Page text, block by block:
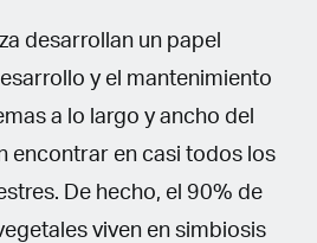
desarrollan un papel
y el mantenimiento
a lo largo y ancho del
encontrar en casi todos los
De hecho, el 90% de
viven en simbiosis